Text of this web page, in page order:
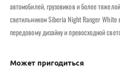
автомобилей, грузовиков и более
светильником Siberia Night Ranger White
передовому дизайну и превосходной
Может пригодиться